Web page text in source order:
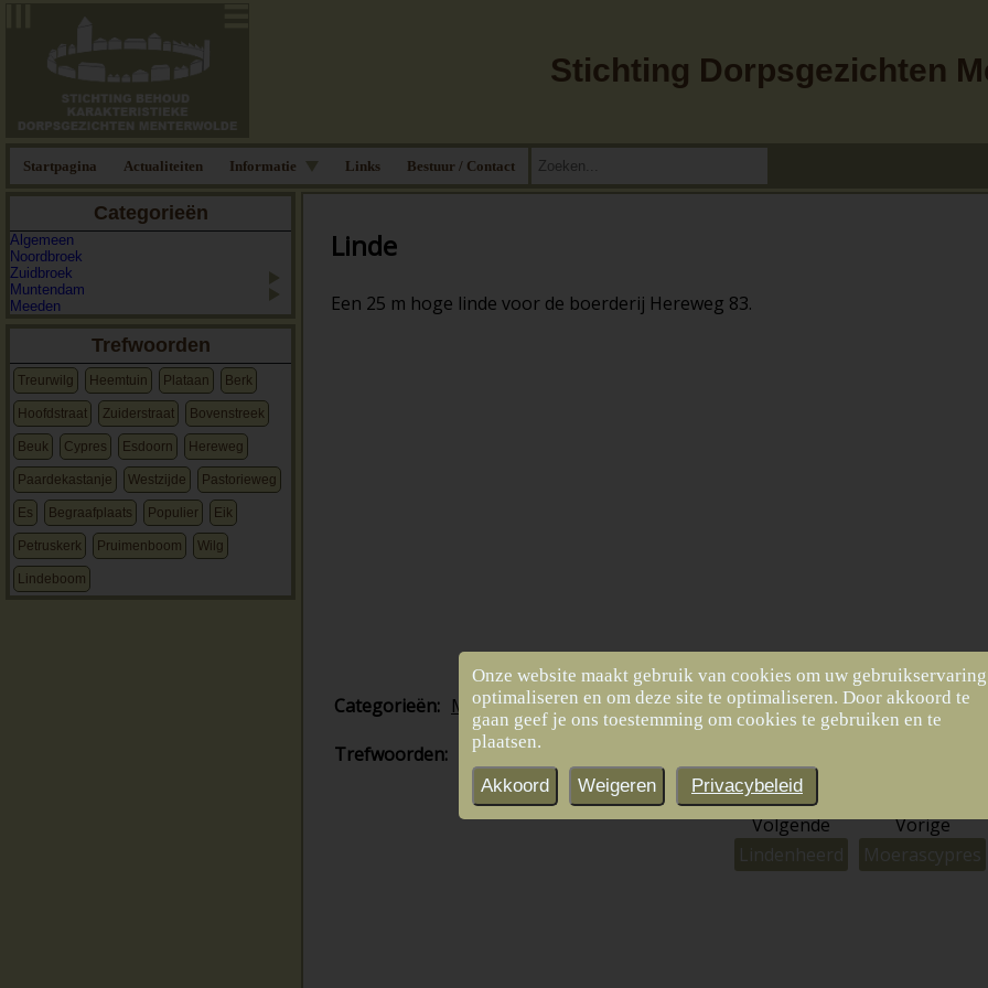
Stichting Dorpsgezichten
Startpagina Actualiteiten Informatie Links Bestuur / Contact
Categorieën
Algemeen
Noordbroek
Zuidbroek
Muntendam
Meeden
Trefwoorden
Treurwilg Heemtuin Plataan Berk
Hoofdstraat Zuiderstraat Bovenstreek
Beuk Cypres Esdoorn Hereweg
Paardekastanje Westzijde Pastorieweg
Es Begraafplaats Populier Eik
Petruskerk Pruimenboom Wilg
Lindeboom
Linde
Een 25 m hoge linde voor de boerderij Hereweg 83.
Categorieën: Meeden
Trefwoorden:
Lindeboom
Volgende
Lindenheerd
Vorige
Moerascypres
Onze website maakt gebruik van cookies om uw
optimaliseren en om deze site te optimaliseren. Door akkoord te
gaan geef je ons toestemming om cookies te gebruiken en te
plaatsen.
Akkoord Weigeren Privacybeleid